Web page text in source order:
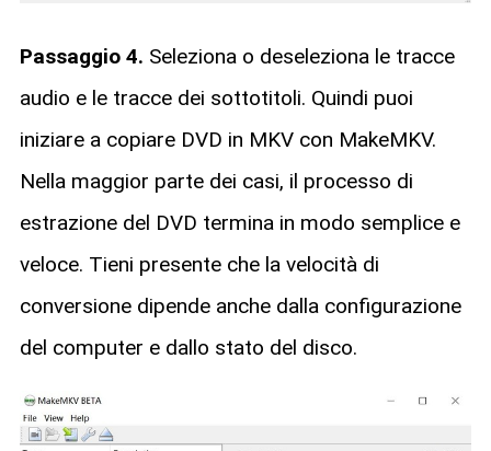
Passaggio 4. Seleziona o deseleziona le tracce
audio e le tracce dei sottotitoli. Quindi puoi
iniziare a copiare DVD in MKV con MakeMKV.
Nella maggior parte dei casi, il processo di
estrazione del DVD termina in modo semplice e
veloce. Tieni presente che la velocità di
conversione dipende anche dalla configurazione
del computer e dallo stato del disco.